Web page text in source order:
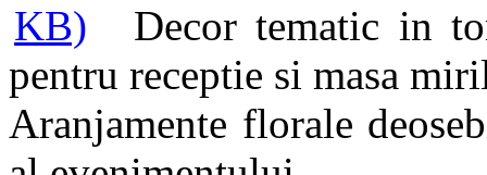
Decor tematic in
pentru receptie si masa
Aranjamente florale